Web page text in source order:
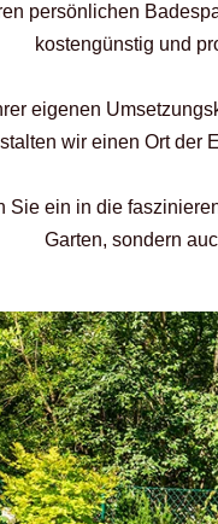
persönlichen
kostengünstig und
eigenen
wir einen Ort
Sie ein in die
Garten, sondern